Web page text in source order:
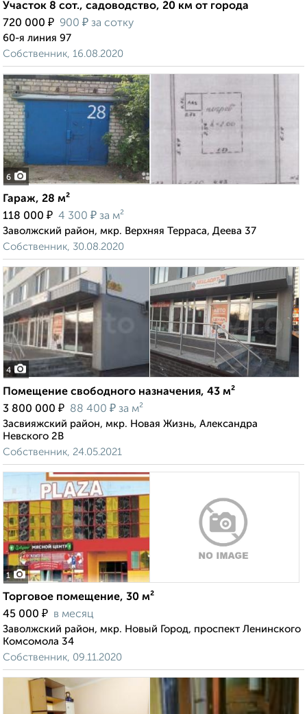
Участок 8 сот., садоводство, 20 км от города
720 000 ₽ 900 ₽ за сотку
60-я линия 97
Собственник, 16.08.2020
6
Гараж, 28 м²
118 000 ₽ 4 300 ₽ за м²
Заволжский район, мкр. Верхняя Терраса, Деева 37
Собственник, 30.08.2020
4
Помещение свободного назначения, 43 м²
3 800 000 ₽ 88 400 ₽ за м²
Засвияжский район, мкр. Новая Жизнь, Александра
Невского 2В
Собственник, 24.05.2021
1
Торговое помещение, 30 м²
45 000 ₽ в месяц
Заволжский район, мкр. Новый Город, проспект Ленинского
Комсомола 34
Собственник, 09.11.2020